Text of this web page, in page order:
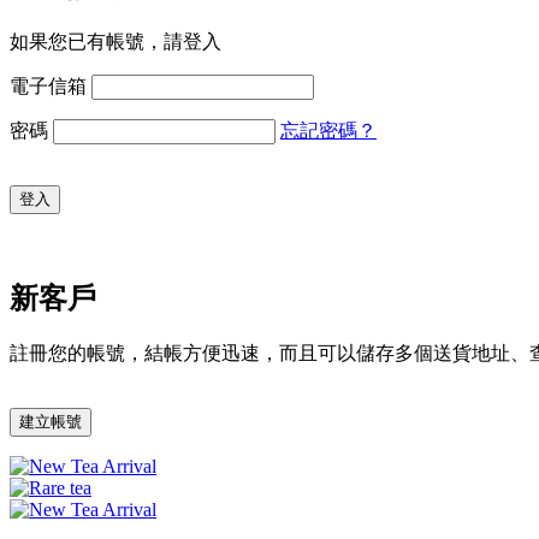
如果您已有帳號，請登入
電子信箱
密碼 忘記密碼？
登入
新客戶
註冊您的帳號，結帳方便迅速，而且可以儲存多個送貨地址、
建立帳號